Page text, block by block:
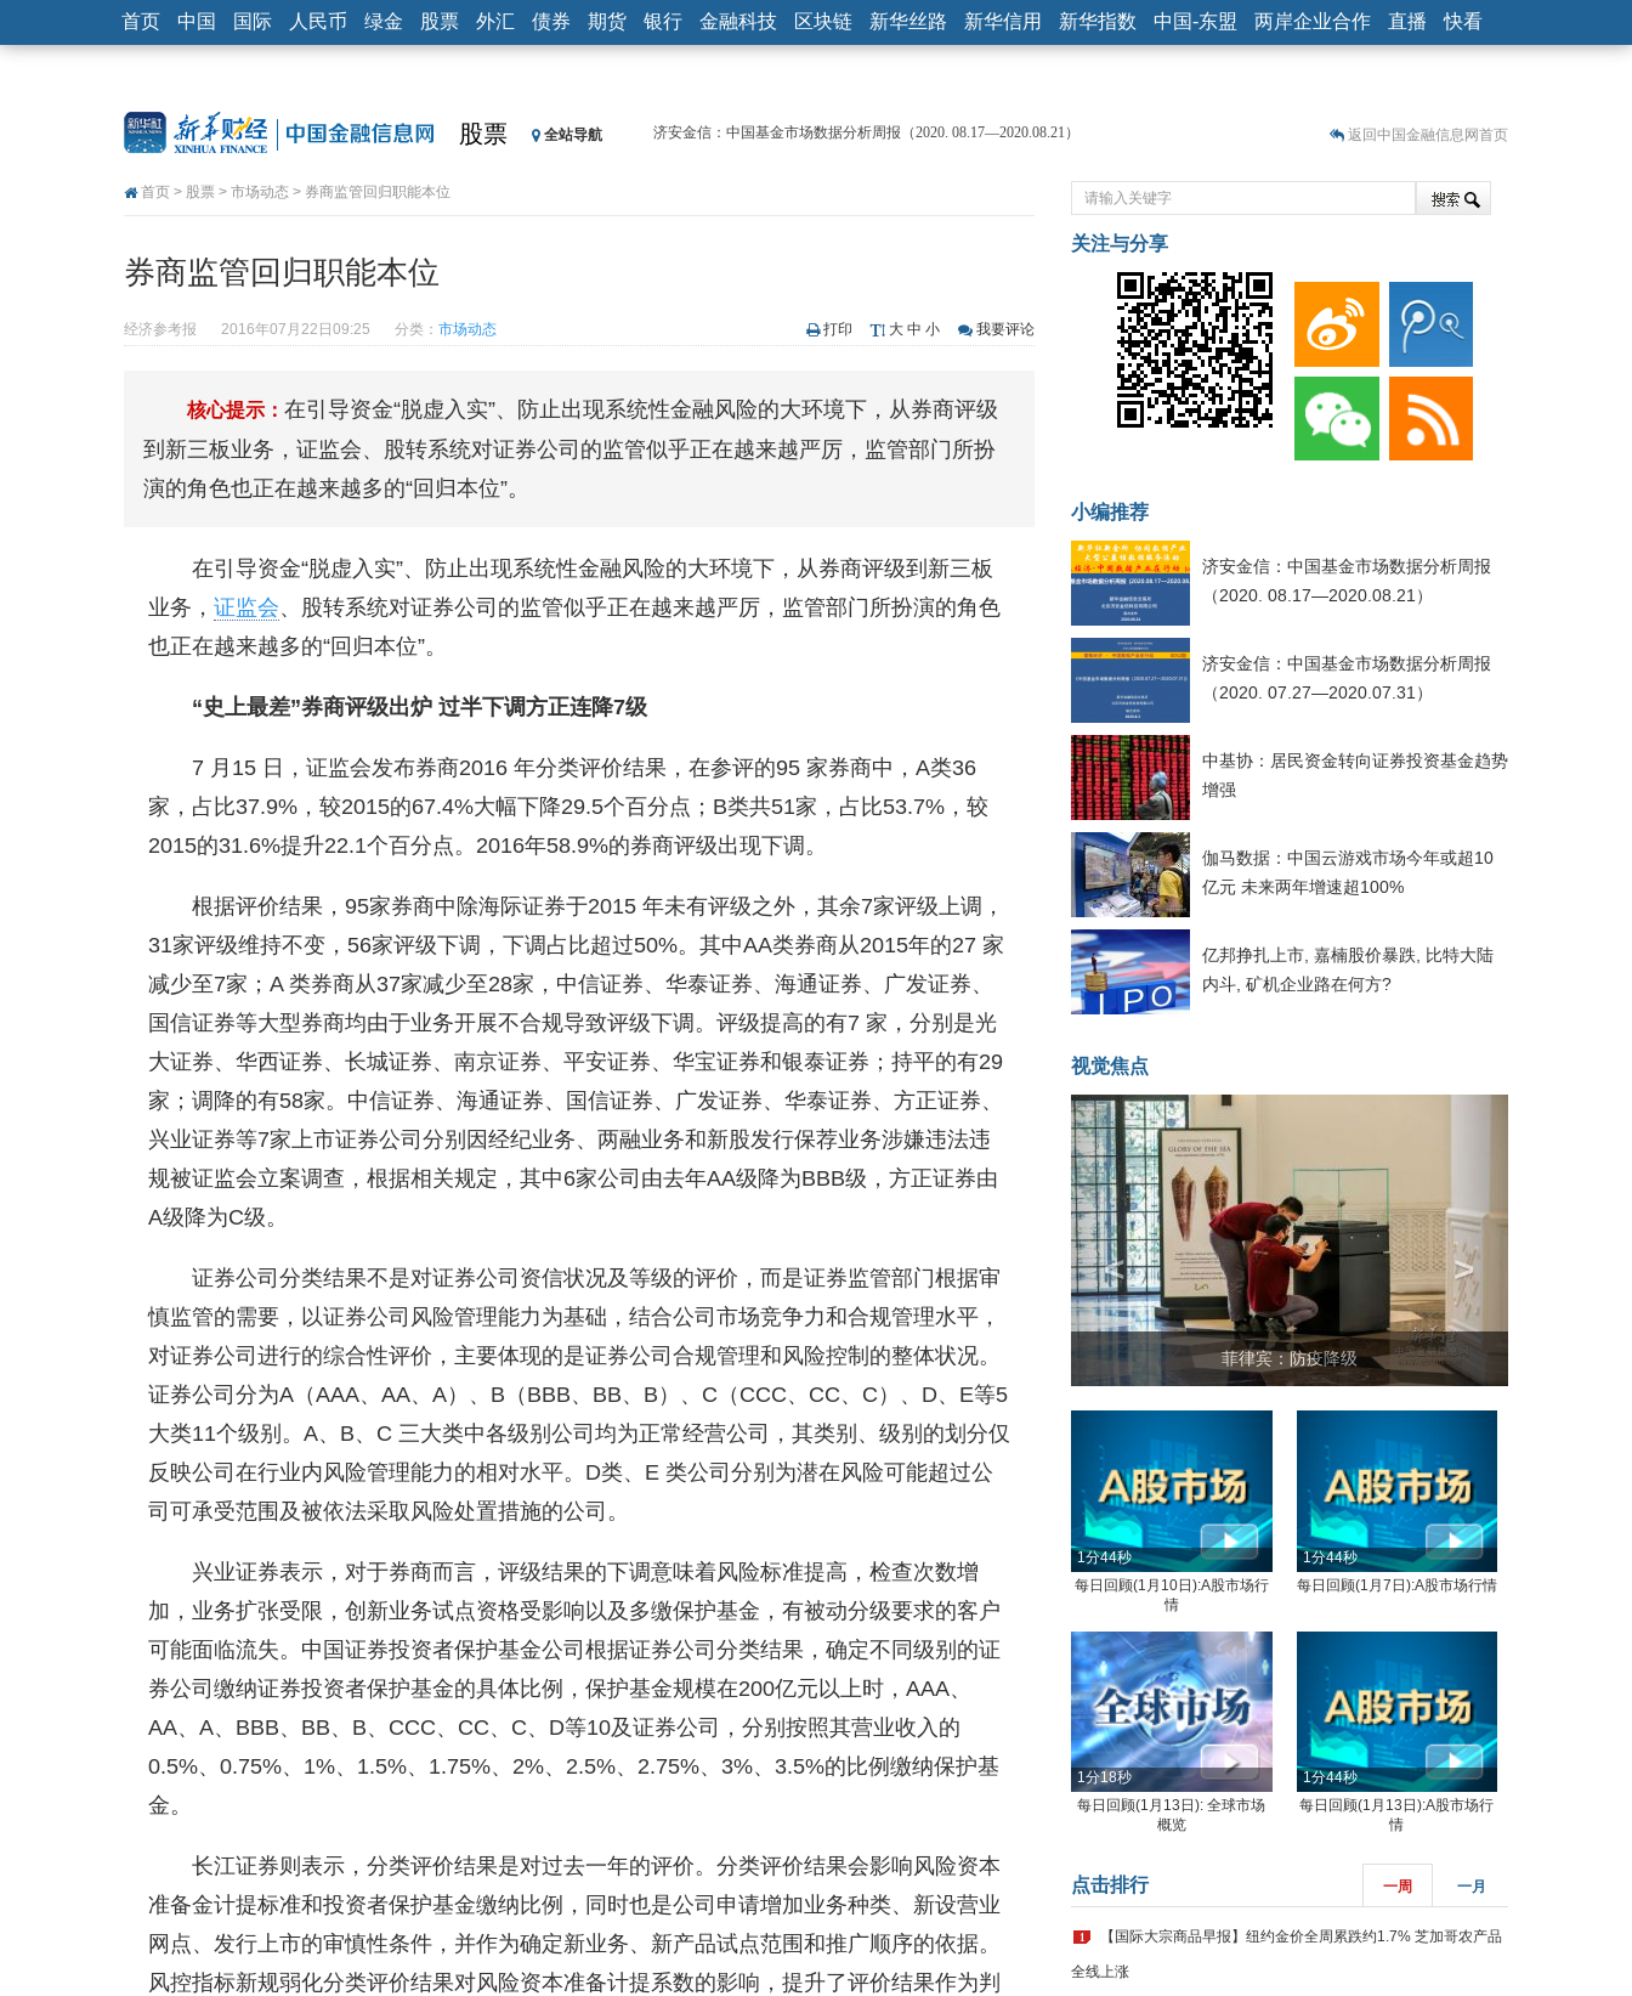
首页 中国 国际 人民币 绿金 股票 外汇 债券 期货 银行 金融科技 区块链 新华丝路 新华信用 新华指数 中国-东盟 两岸企业合作 直播 快看
股票 全站导航
【见·闻】疫情下，新加坡旅游业步履维艰
济安金信：中国基金市场数据分析周报（2020. 07.27—2020.07.31）
基本面及股市双轮冲击 债市回调十年期债表现最弱
济安金信：中国基金市场数据分析周报（2020. 08.17—2020.08.21）
返回中国金融信息网首页
首页 > 股票 > 市场动态 > 券商监管回归职能本位
券商监管回归职能本位
经济参考报 2016年07月22日09:25 分类： 市场动态 打印 大 中 小 我要评论
核心提示： 在引导资金“脱虚入实”、防止出现系统性金融风险的大环境下，从券商评级
到新三板业务，证监会、股转系统对证券公司的监管似乎正在越来越严厉，监管部门所扮
演的角色也正在越来越多的“回归本位”。
在引导资金“脱虚入实”、防止出现系统性金融风险的大环境下，从券商评级到新三板
业务， 证监会、股转系统对证券公司的监管似乎正在越来越严厉，监管部门所扮演的角色
也正在越来越多的“回归本位”。
“史上最差”券商评级出炉 过半下调方正连降7级
7 月15 日，证监会发布券商2016 年分类评价结果，在参评的95 家券商中，A类36
家，占比37.9%，较2015的67.4%大幅下降29.5个百分点；B类共51家，占比53.7%，较
2015的31.6%提升22.1个百分点。2016年58.9%的券商评级出现下调。
根据评价结果，95家券商中除海际证券于2015 年未有评级之外，其余7家评级上调，
31家评级维持不变，56家评级下调，下调占比超过50%。其中AA类券商从2015年的27 家
减少至7家；A 类券商从37家减少至28家，中信证券、华泰证券、海通证券、广发证券、
国信证券等大型券商均由于业务开展不合规导致评级下调。评级提高的有7 家，分别是光
大证券、华西证券、长城证券、南京证券、平安证券、华宝证券和银泰证券；持平的有29
家；调降的有58家。中信证券、海通证券、国信证券、广发证券、华泰证券、方正证券、
兴业证券等7家上市证券公司分别因经纪业务、两融业务和新股发行保荐业务涉嫌违法违
规被证监会立案调查，根据相关规定，其中6家公司由去年AA级降为BBB级，方正证券由
A级降为C级。
证券公司分类结果不是对证券公司资信状况及等级的评价，而是证券监管部门根据审
慎监管的需要，以证券公司风险管理能力为基础，结合公司市场竞争力和合规管理水平，
对证券公司进行的综合性评价，主要体现的是证券公司合规管理和风险控制的整体状况。
证券公司分为A（AAA、AA、A）、B（BBB、BB、B）、C（CCC、CC、C）、D、E等5
大类11个级别。A、B、C 三大类中各级别公司均为正常经营公司，其类别、级别的划分仅
反映公司在行业内风险管理能力的相对水平。D类、E 类公司分别为潜在风险可能超过公
司可承受范围及被依法采取风险处置措施的公司。
兴业证券表示，对于券商而言，评级结果的下调意味着风险标准提高，检查次数增
加，业务扩张受限，创新业务试点资格受影响以及多缴保护基金，有被动分级要求的客户
可能面临流失。中国证券投资者保护基金公司根据证券公司分类结果，确定不同级别的证
券公司缴纳证券投资者保护基金的具体比例，保护基金规模在200亿元以上时，AAA、
AA、A、BBB、BB、B、CCC、CC、C、D等10及证券公司，分别按照其营业收入的
0.5%、0.75%、1%、1.5%、1.75%、2%、2.5%、2.75%、3%、3.5%的比例缴纳保护基
金。
长江证券则表示，分类评价结果是对过去一年的评价。分类评价结果会影响风险资本
准备金计提标准和投资者保护基金缴纳比例，同时也是公司申请增加业务种类、新设营业
网点、发行上市的审慎性条件，并作为确定新业务、新产品试点范围和推广顺序的依据。
风控指标新规弱化分类评价结果对风险资本准备计提系数的影响，提升了评价结果作为判
关注与分享
小编推荐
济安金信：中国基金市场数据分析周报
（2020. 08.17—2020.08.21）
济安金信：中国基金市场数据分析周报
（2020. 07.27—2020.07.31）
中基协：居民资金转向证券投资基金趋势
增强
伽马数据：中国云游戏市场今年或超10
亿元 未来两年增速超100%
亿邦挣扎上市, 嘉楠股价暴跌, 比特大陆
内斗, 矿机企业路在何方?
视觉焦点
菲律宾：防疫降级
坐上火车看老挝
< >
1分44秒
每日回顾(1月10日):A股市场行
情
1分44秒
每日回顾(1月7日):A股市场行情
1分18秒
每日回顾(1月13日): 全球市场
概览
1分44秒
每日回顾(1月13日):A股市场行
情
点击排行 一周 一月
1 【国际大宗商品早报】纽约金价全周累跌约1.7% 芝加哥农产品
全线上涨